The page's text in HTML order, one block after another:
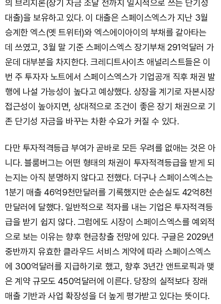
의 브리지론(장기 자금 조달 전까지 일시적으로 쓰는 단기성
대출)을 보유하고 있다. 이 대출은 스페이스엑스가 지난 3월
승계한 엑스(옛 트위터)와 엑스에이아이의 부채를 갈아타는
데 쓰였고, 3월 말 기준 스페이스엑스 장기부채 291억달러 가
운데 대부분을 차지한다. 크레디트사이츠 애널리스트들은 이
번 주 투자자 노트에서 스페이스엑스가 기업공개 직후 채권 발
행에 나설 가능성이 높다고 예상했다. 상장을 계기로 자본시장
접근성이 높아지면, 상대적으로 조건이 좋은 장기 채권으로 기
존 단기성 자금을 바꾸는 차환 수요가 커질 수 있다.
다만 투자적격등급 부여가 곧바로 모든 우려를 없애는 것은 아
니다. 블룸버그는 어떤 형태의 채권이 투자적격등급을 받게 되
는지는 아직 분명하지 않다고 전했다. 더구나 스페이스엑스는
1분기 매출 46억9천만달러를 기록했지만 순손실도 42억8천
만달러에 달했다. 일반적으로 적자를 내는 기업은 투자적격등
급을 받기 쉽지 않다. 그럼에도 시장이 스페이스엑스를 예외적
으로 보는 이유는 향후 현금창출 전망에 있다. 구글은 2029년
중반까지 유효한 클라우드 서비스 계약에 따라 스페이스엑스
에 300억달러를 지급하기로 했고, 향후 3년간 앤트로픽과 맺
은 계약 규모도 450억달러에 이른다. 당장의 실적보다 장래
매출 기반과 사업 확장성을 더 높게 평가받고 있다는 뜻이다.